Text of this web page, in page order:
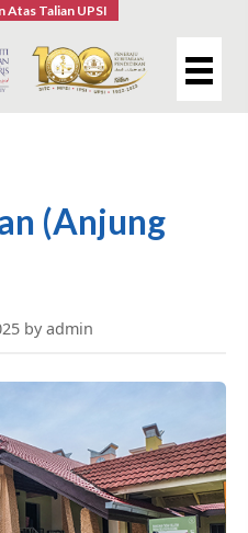
Atas Talian UPSI
(Anjung
by admin